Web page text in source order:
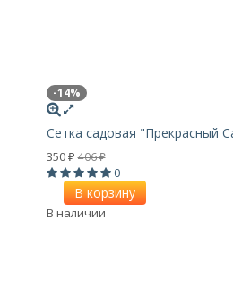
-14%
Сетка садовая "Прекрасный
350 ₽ 406₽
0
В корзину
В наличии